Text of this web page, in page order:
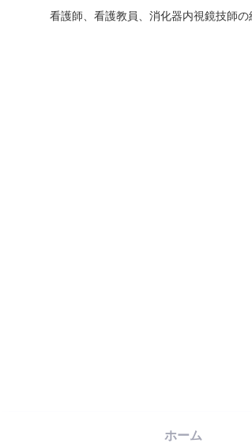
看護師、看護教員、消化器内視鏡技師
ホーム